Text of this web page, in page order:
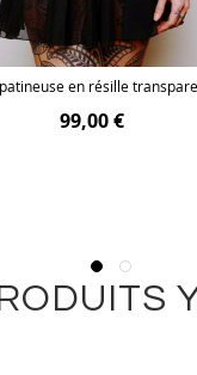
patineuse en résille
99,00 €